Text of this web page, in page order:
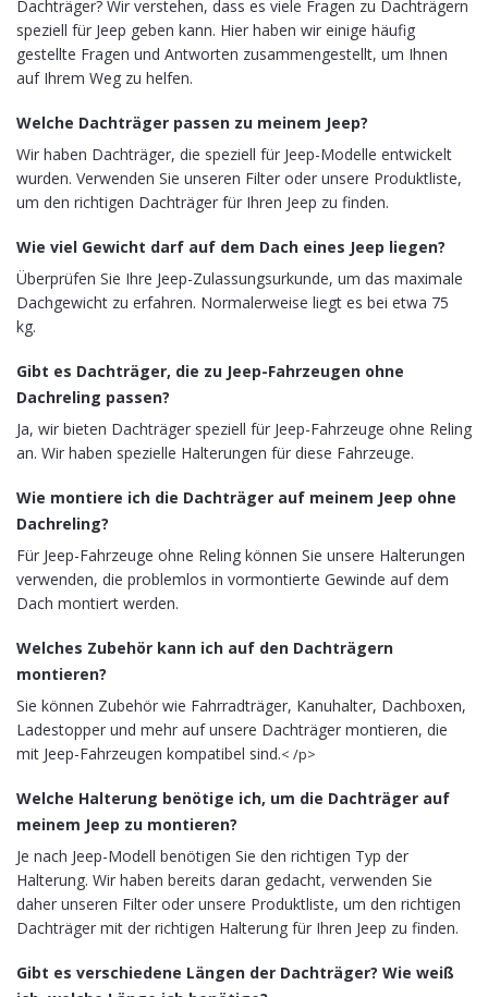
Dachträger? Wir verstehen, dass es viele Fragen zu Dachträgern
speziell für Jeep geben kann. Hier haben wir einige häufig
gestellte Fragen und Antworten zusammengestellt, um Ihnen
auf Ihrem Weg zu helfen.
Welche Dachträger passen zu meinem Jeep?
Wir haben Dachträger, die speziell für Jeep-Modelle entwickelt
wurden. Verwenden Sie unseren Filter oder unsere Produktliste,
um den richtigen Dachträger für Ihren Jeep zu finden.
Wie viel Gewicht darf auf dem Dach eines Jeep liegen?
Überprüfen Sie Ihre Jeep-Zulassungsurkunde, um das maximale
Dachgewicht zu erfahren. Normalerweise liegt es bei etwa 75
kg.
Gibt es Dachträger, die zu Jeep-Fahrzeugen ohne
Dachreling passen?
Ja, wir bieten Dachträger speziell für Jeep-Fahrzeuge ohne Reling
an. Wir haben spezielle Halterungen für diese Fahrzeuge.
Wie montiere ich die Dachträger auf meinem Jeep ohne
Dachreling?
Für Jeep-Fahrzeuge ohne Reling können Sie unsere Halterungen
verwenden, die problemlos in vormontierte Gewinde auf dem
Dach montiert werden.
Welches Zubehör kann ich auf den Dachträgern
montieren?
Sie können Zubehör wie Fahrradträger, Kanuhalter, Dachboxen,
Ladestopper und mehr auf unsere Dachträger montieren, die
mit Jeep-Fahrzeugen kompatibel sind.< /p>
Welche Halterung benötige ich, um die Dachträger auf
meinem Jeep zu montieren?
Je nach Jeep-Modell benötigen Sie den richtigen Typ der
Halterung. Wir haben bereits daran gedacht, verwenden Sie
daher unseren Filter oder unsere Produktliste, um den richtigen
Dachträger mit der richtigen Halterung für Ihren Jeep zu finden.
Gibt es verschiedene Längen der Dachträger? Wie weiß